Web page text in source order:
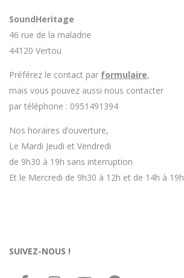
rendez le matériel.
SoundHeritage
46 rue de la maladrie
44120 Vertou
Préférez le contact par formulaire,
mais vous pouvez aussi nous contacter
par téléphone : 0951491394
Nos horaires d’ouverture,
Le Mardi Jeudi et Vendredi
de 9h30 à 19h sans interruption
Et le Mercredi de 9h30 à 12h et de 14h à 19h
SUIVEZ-NOUS !